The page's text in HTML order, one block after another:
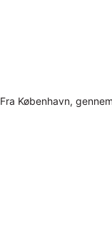
Fra København,